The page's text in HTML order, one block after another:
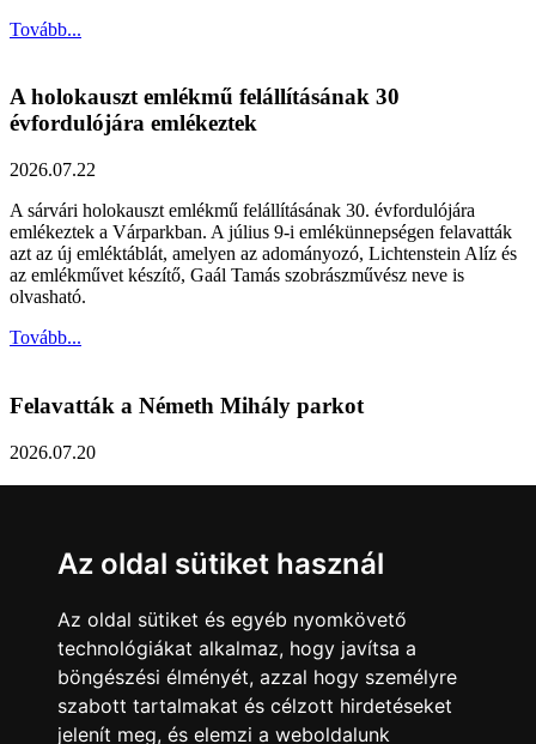
Az oldal sütiket használ
Az oldal sütiket és egyéb nyomkövető
technológiákat alkalmaz, hogy javítsa a
böngészési élményét, azzal hogy személyre
szabott tartalmakat és célzott hirdetéseket
jelenít meg, és elemzi a weboldalunk
Tovább...
A holokauszt emlékmű felállításának 30
évfordulójára emlékeztek
2026.07.22
A sárvári holokauszt emlékmű felállításának 30. évfordulójára
emlékeztek a Várparkban. A július 9-i emlékünnepségen felavatták
azt az új emléktáblát, amelyen az adományozó, Lichtenstein Alíz és
az emlékművet készítő, Gaál Tamás szobrászművész neve is
olvasható.
Tovább...
Felavatták a Németh Mihály parkot
2026.07.20
Közlemény a sárvári képviselő-testület rendkívüli
üléseiről
2026.07.20